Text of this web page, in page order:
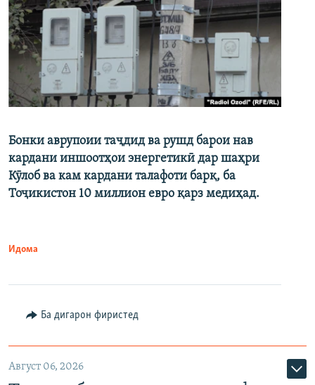
Бонки аврупоии таҷдид ва рушд барои нав
кардани иншоотҳои энергетикӣ дар шаҳри
Кӯлоб ва кам кардани талафоти барқ, ба
Тоҷикистон 10 миллион евро қарз медиҳад.
Идома
Ба дигарон фиристед
Август 06, 2026